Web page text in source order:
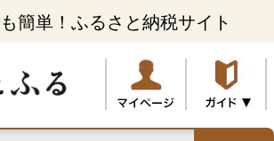
簡単！ふるさと納税サイト